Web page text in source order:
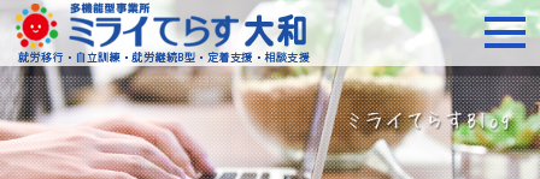
障がいをお持ちの方へ